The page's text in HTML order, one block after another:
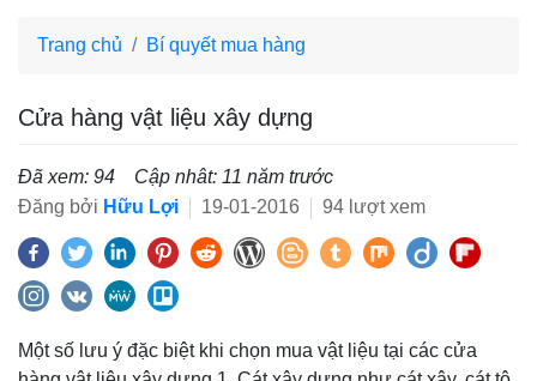
Trang chủ Bí quyết mua hàng
Cửa hàng vật liệu xây dựng
Đã xem: 94
Cập nhât: 11 năm trước
Đăng bởi Hữu Lợi 19-01-2016 94 lượt xem
Một số lưu ý đặc biệt khi chọn mua vật liệu tại các cửa